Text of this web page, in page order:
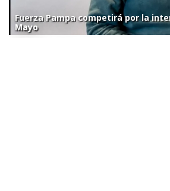
Fuerza Pampa competirá por la
Mayo